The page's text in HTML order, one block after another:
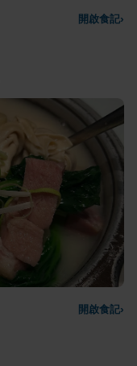
開啟食記›
開啟食記›